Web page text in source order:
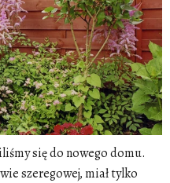
się do nowego domu.
szeregowej, miał tylko